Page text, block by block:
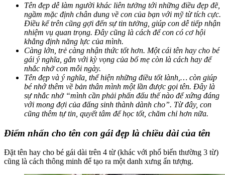
Tên đẹp dễ làm người khác liên tưởng tới những điều đẹp đẽ,
ngầm mặc định chân dung về con của bạn với mỹ từ tích cực.
Điều kể trên cũng gợi đến sự tin tưởng, giúp con dễ tiếp nhận
nhiệm vụ quan trọng. Đây cũng là cách để con có cơ hội
khẳng định năng lực của mình.
Càng lớn, trẻ càng nhận thức tốt hơn. Một cái tên hay cho bé
gái ý nghĩa, gắn với kỳ vọng của bố mẹ còn là cách hay để
nhắc nhở con mỗi ngày.
Tên đẹp và ý nghĩa, thể hiện những điều tốt lành,… còn giúp
bé nhớ thêm về bản thân mình một lần được gọi tên. Đây là
sự nhắc nhở “mình cần phải phấn đấu thế nào để xứng đáng
với mong đợi của đấng sinh thành dành cho”. Từ đây, con
cũng thêm tự tin, quyết tâm để học tốt, chăm chỉ hơn nữa.
Điểm nhấn cho tên con gái đẹp là chiều dài của tên
Đặt tên hay cho bé gái dài trên 4 từ (khác với phổ biến thường 3 từ)
cũng là cách thông minh để tạo ra một danh xưng ấn tượng.